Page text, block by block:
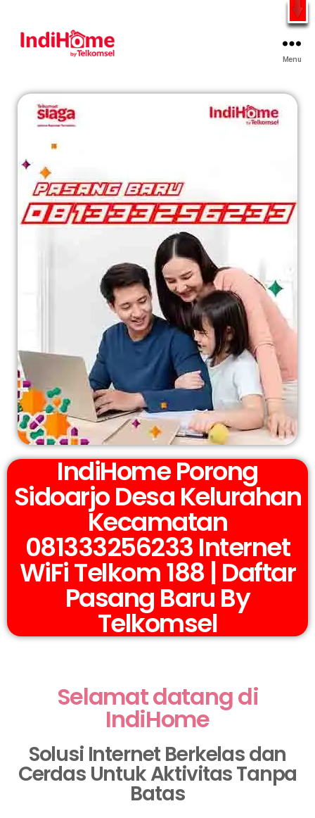
Gratis Pasang Dengan Bayar PDD2 | WiFi 200Rb an By
Menu
IndiHome Porong
Sidoarjo Desa Kelurahan
Kecamatan
081333256233 Internet
WiFi Telkom 188 | Daftar
Pasang Baru By
Telkomsel
Selamat datang di
IndiHome
Solusi Internet Berkelas dan
Cerdas Untuk Aktivitas Tanpa
Batas